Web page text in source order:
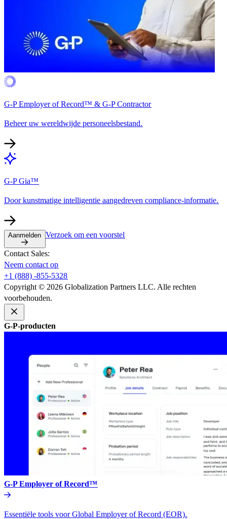
G-P Employer of Record™ & G-P Contractor​​
Beheer uw wereldwijde personeelsbestand.​​
G-P Gia™​​
Door kunstmatige intelligentie aangedreven compliance-informatie.​​
Aanmelden​​ Verzoek om een voorstel​​
Contact Sales:​​
Neem contact op​​
+1 (888) -855-5328​​
Copyright © 2026 Globalization Partners LLC. Alle rechten
voorbehouden.​​
G-P-producten​​
G-P Employer of Record™​​
Essentiële tools voor Global Employer of Record (EOR).​​